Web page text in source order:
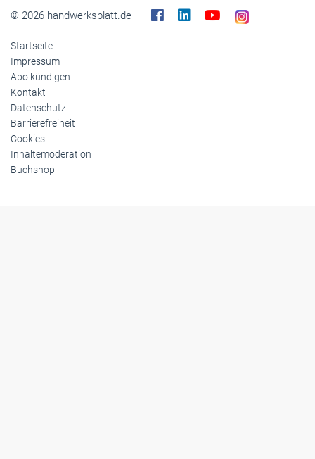
© 2026 handwerksblatt.de
Startseite
Impressum
Abo kündigen
Kontakt
Datenschutz
Barrierefreiheit
Cookies
Inhaltemoderation
Buchshop